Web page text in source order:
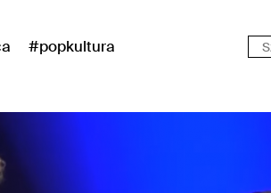
#popkultura